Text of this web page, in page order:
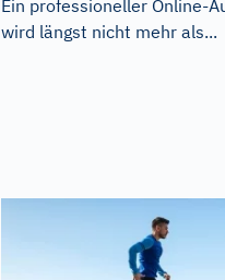
Ein professioneller Online-
wird längst nicht mehr als...